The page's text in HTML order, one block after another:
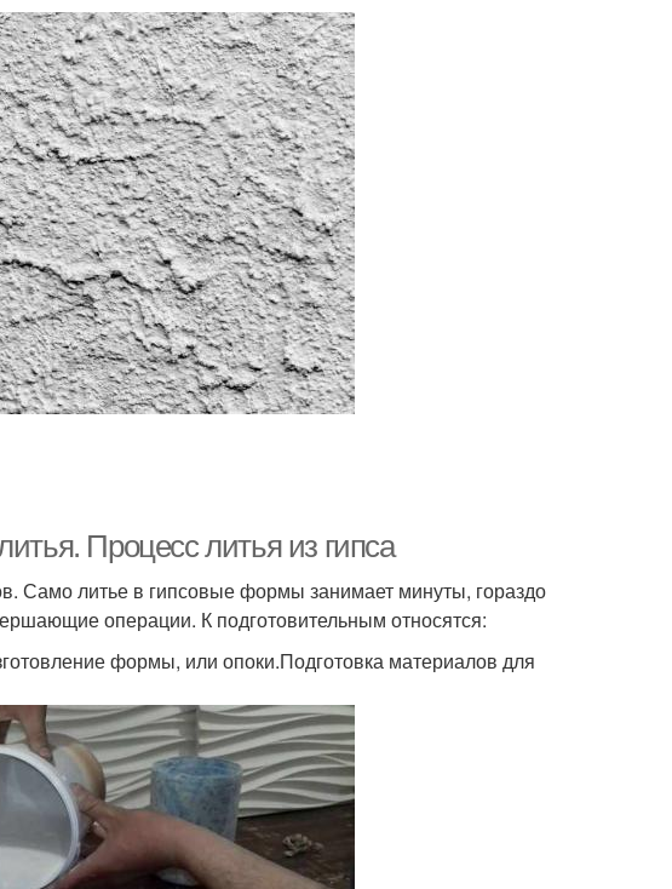
Процесс литья из гипса
Само литье в гипсовые формы занимает минуты, гораздо
операции. К подготовительным относятся:
формы, или опоки.Подготовка материалов для